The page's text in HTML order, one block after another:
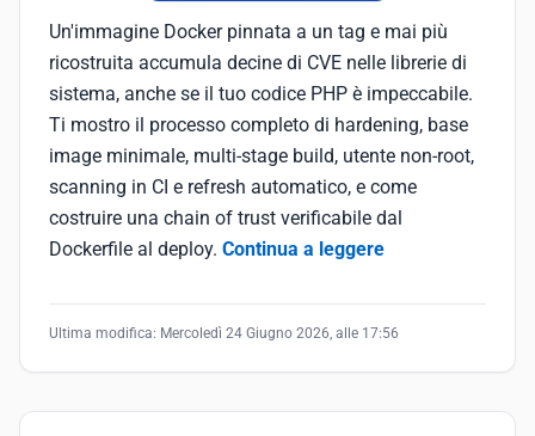
Un'immagine Docker pinnata a un tag e mai più
ricostruita accumula decine di CVE nelle librerie di
sistema, anche se il tuo codice PHP è impeccabile.
Ti mostro il processo completo di hardening, base
image minimale, multi-stage build, utente non-root,
scanning in CI e refresh automatico, e come
costruire una chain of trust verificabile dal
Dockerfile al deploy. Continua a leggere
Ultima modifica: Mercoledì 24 Giugno 2026, alle 17:56